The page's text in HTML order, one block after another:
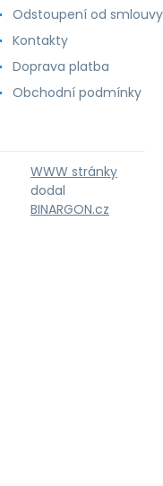
Odstoupení od smlouvy
Kontakty
Doprava platba
Obchodní podmínky
WWW stránky
dodal
BINARGON.cz